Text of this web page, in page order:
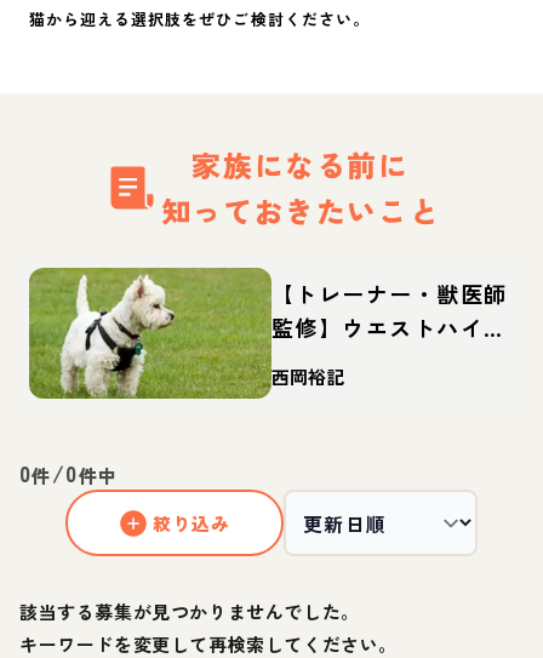
猫から迎える選択肢をぜひご検討ください。
家族になる前に
知っておきたいこと
【トレーナー・獣医師
監修】ウエストハイラ
ンドホワイトテリア
（ウェスティ）ってど
西岡裕記
0件/0件中
絞り込み
該当する募集が見つかりませんでした。
キーワードを変更して再検索してください。